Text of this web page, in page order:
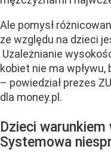
Ale pomysł
ze względu na dzieci
Uzależnianie
kobiet nie ma
– powiedział prezes
dla money.pl.
Dzieci
Systemowa